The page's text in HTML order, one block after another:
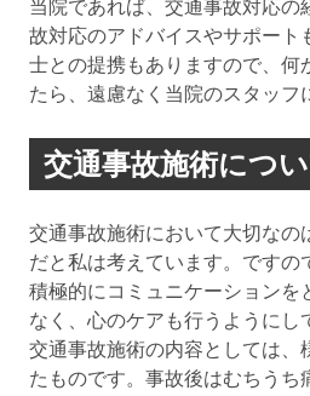
当院であれば、交通事故対応の
故対応のアドバイスやサポート
士との提携もありますので、何
たら、遠慮なく当院のスタッフ
交通事故施術につ
交通事故施術において大切なの
だと私は考えています。ですの
積極的にコミュニケーションを
なく、心のケアも行うようにし
交通事故施術の内容としては、
たものです。事故後はむちうち